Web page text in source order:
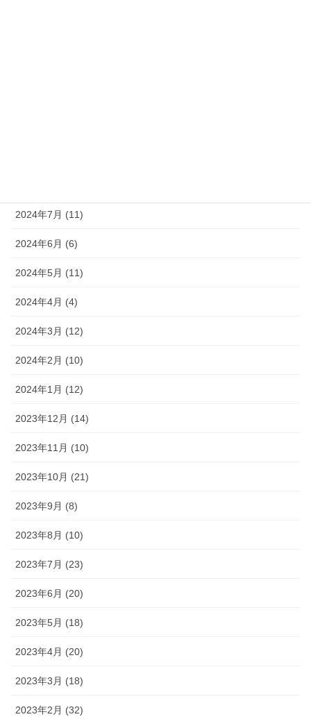
2024年7月 (11)
2024年6月 (6)
2024年5月 (11)
2024年4月 (4)
2024年3月 (12)
2024年2月 (10)
2024年1月 (12)
2023年12月 (14)
2023年11月 (10)
2023年10月 (21)
2023年9月 (8)
2023年8月 (10)
2023年7月 (23)
2023年6月 (20)
2023年5月 (18)
2023年4月 (20)
2023年3月 (18)
2023年2月 (32)